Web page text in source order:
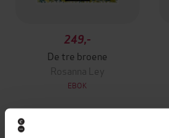
249,-
De tre broene
Rosanna Ley
EBOK